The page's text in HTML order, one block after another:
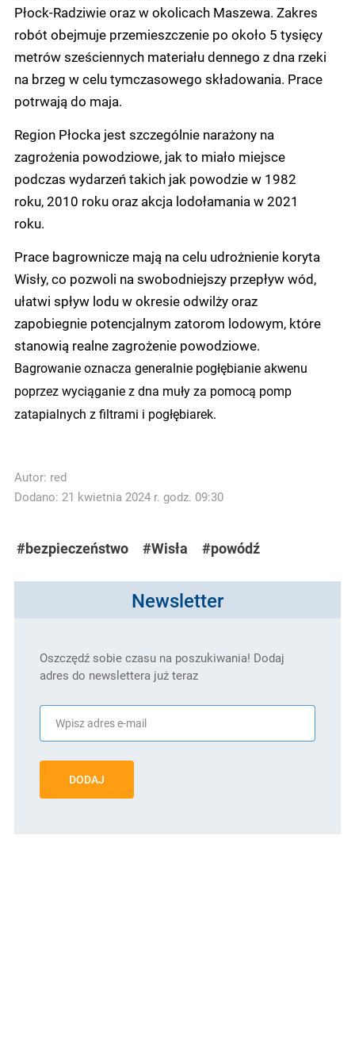
Płock-Radziwie oraz w okolicach Maszewa. Zakres
robót obejmuje przemieszczenie po około 5 tysięcy
metrów sześciennych materiału dennego z dna rzeki
na brzeg w celu tymczasowego składowania. Prace
potrwają do maja.
Region Płocka jest szczególnie narażony na
zagrożenia powodziowe, jak to miało miejsce
podczas wydarzeń takich jak powodzie w 1982
roku, 2010 roku oraz akcja lodołamania w 2021
roku.
Prace bagrownicze mają na celu udrożnienie koryta
Wisły, co pozwoli na swobodniejszy przepływ wód,
ułatwi spływ lodu w okresie odwilży oraz
zapobiegnie potencjalnym zatorom lodowym, które
stanowią realne zagrożenie powodziowe.
Bagrowanie oznacza generalnie pogłębianie akwenu
poprzez wyciąganie z dna muły za pomocą pomp
zatapialnych z filtrami i pogłębiarek.
Autor: red
Dodano: 21 kwietnia 2024 r. godz. 09:30
#bezpieczeństwo #Wisła #powódź
Newsletter
Oszczędź sobie czasu na poszukiwania! Dodaj
adres do newslettera już teraz
DODAJ